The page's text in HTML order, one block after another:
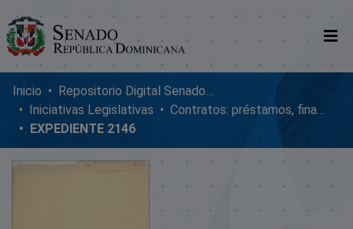
Comunidades
Glosario
Nosotros
Inicio
Repositorio Digital SenadoRD
Iniciativas Legislativas
Contratos: préstamos, financiamientos, ejecución y adendum
EXPEDIENTE 2146